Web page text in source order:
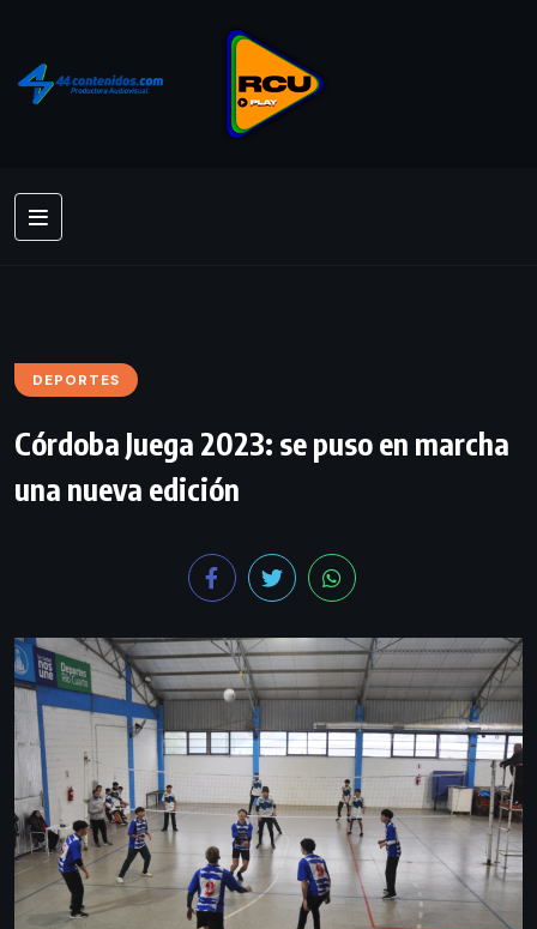
DEPORTES
Córdoba Juega 2023: se puso en marcha
una nueva edición